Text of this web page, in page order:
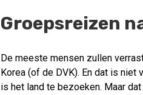
Groepsreizen
De meeste mensen zullen
Korea (of de DVK). En dat is
is het land te bezoeken. Maar